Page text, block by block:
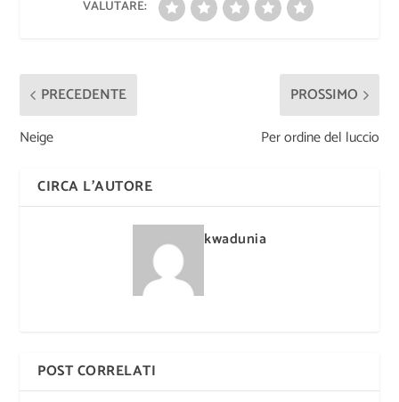
VALUTARE:
PRECEDENTE
Neige
PROSSIMO
Per ordine del luccio
CIRCA L'AUTORE
kwadunia
POST CORRELATI